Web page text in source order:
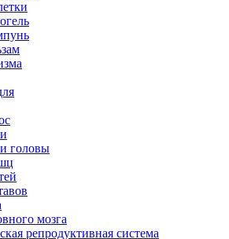
головы
мозга
репродуктивная система